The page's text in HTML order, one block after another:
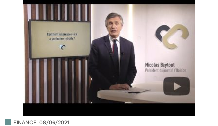
FINANCE 08/06/2021